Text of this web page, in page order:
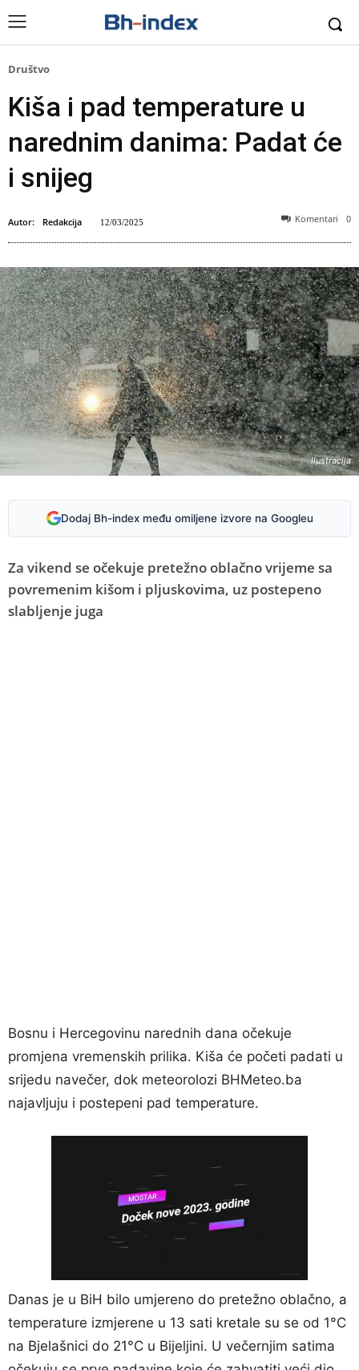
Društvo
Kiša i pad temperature u
narednim danima: Padat će
i snijeg
Autor: Redakcija 12/03/2025 Komentari 0
Ilustracija
Dodaj Bh-index među omiljene izvore na Googleu
Za vikend se očekuje pretežno oblačno vrijeme sa
povremenim kišom i pljuskovima, uz postepeno
slabljenje juga
Bosnu i Hercegovinu narednih dana očekuje
promjena vremenskih prilika. Kiša će početi padati u
srijedu navečer, dok meteorolozi BHMeteo.ba
najavljuju i postepeni pad temperature.
Danas je u BiH bilo umjereno do pretežno oblačno, a
temperature izmjerene u 13 sati kretale su se od 1°C
na Bjelašnici do 21°C u Bijeljini. U večernjim satima